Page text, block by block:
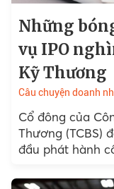
Những
vụ IPO
Kỹ Thương
Câu chuyện doanh
Cổ đông của
Thương (TCBS)
đầu phát hành